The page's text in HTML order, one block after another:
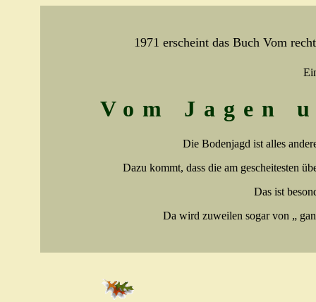
1971 erscheint das Buch Vom
Vom Jagen
Die Bodenjagd ist alles
Dazu kommt, dass die am gescheitesten
Das ist
Da wird zuweilen sogar von „